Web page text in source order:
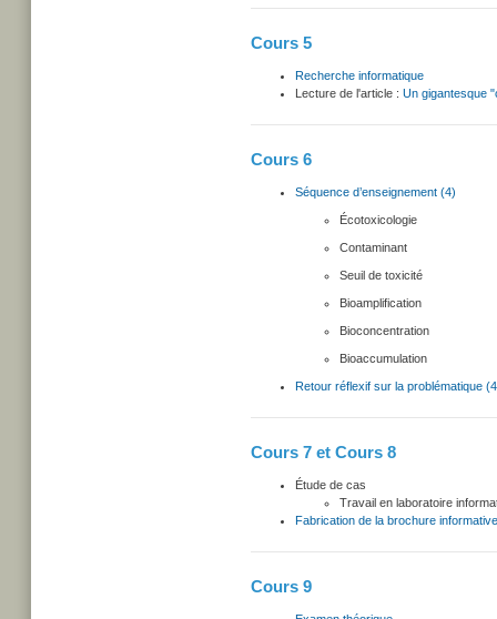
Cours 5
Recherche informatique
Lecture de l'article : Un gigantesque
Cours 6
Séquence d’enseignement (4)
Écotoxicologie
Contaminant
Seuil de toxicité
Bioamplification
Bioconcentration
Bioaccumulation
Retour réflexif sur la problématique
Cours 7 et Cours 8
Étude de cas
Travail en laboratoire
Fabrication de la brochure informative
Cours 9